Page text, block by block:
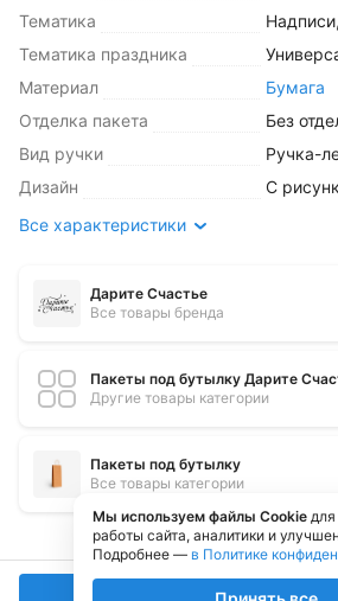
Тематика
Тематика праздника
Материал
Бумага
Отделка пакета
Без
Вид ручки
Ручка-
Дизайн
С
Все характеристики
Дарите Счастье
Все товары бренда
Пакеты под бутылку Дарите
Другие товары категории
Пакеты под бутылку
Все товары категории
В корзину
Мы используем файлы Cookie для
работы сайта, аналитики и
Подробнее — в Политике